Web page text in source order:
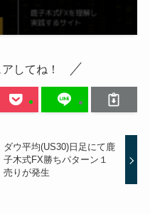
してね！
ダウ平均(US30)日足にて鹿
子木式FX勝ちパターン１
売りが発生